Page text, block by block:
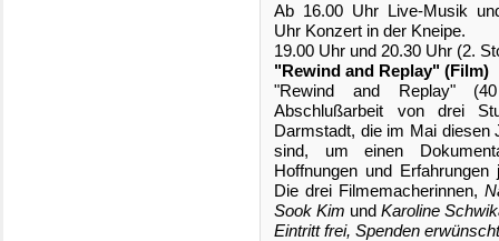
Ab 16.00 Uhr Live-Musik
Uhr Konzert in der Kneipe.
19.00 Uhr und 20.30 Uhr (2.
"Rewind and Replay" (Film)
"Rewind and Replay"
Abschlußarbeit von drei
Darmstadt, die im Mai diesen
sind, um einen
Hoffnungen und
Die drei Filmemacherinnen,
Sook Kim undKaroline
Eintritt frei, Spenden